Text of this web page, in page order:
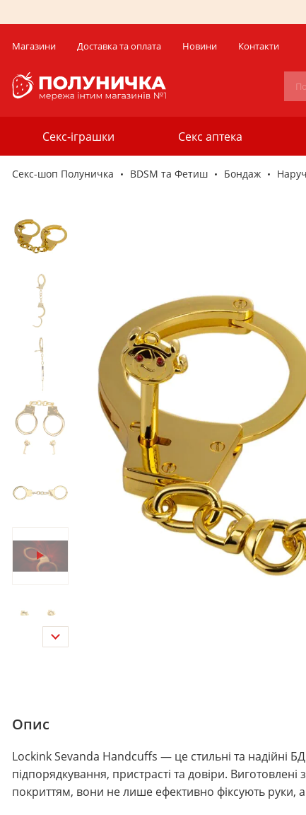
Магазини Доставка та оплата Новини Контакти
Секс-іграшки Секс аптека
Секс-шоп Полуничка BDSM та Фетиш Бондаж
Опис
Lockink Sevanda Handcuffs — це стильні та надійні
підпорядкування, пристрасті та довіри.
покриттям, вони не лише ефективно фіксують руки,